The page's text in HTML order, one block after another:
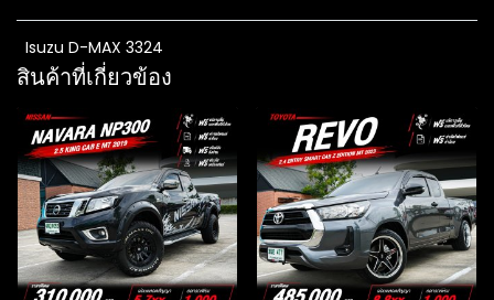
Isuzu D-MAX 3324
สินค้าที่เกี่ยวข้อง